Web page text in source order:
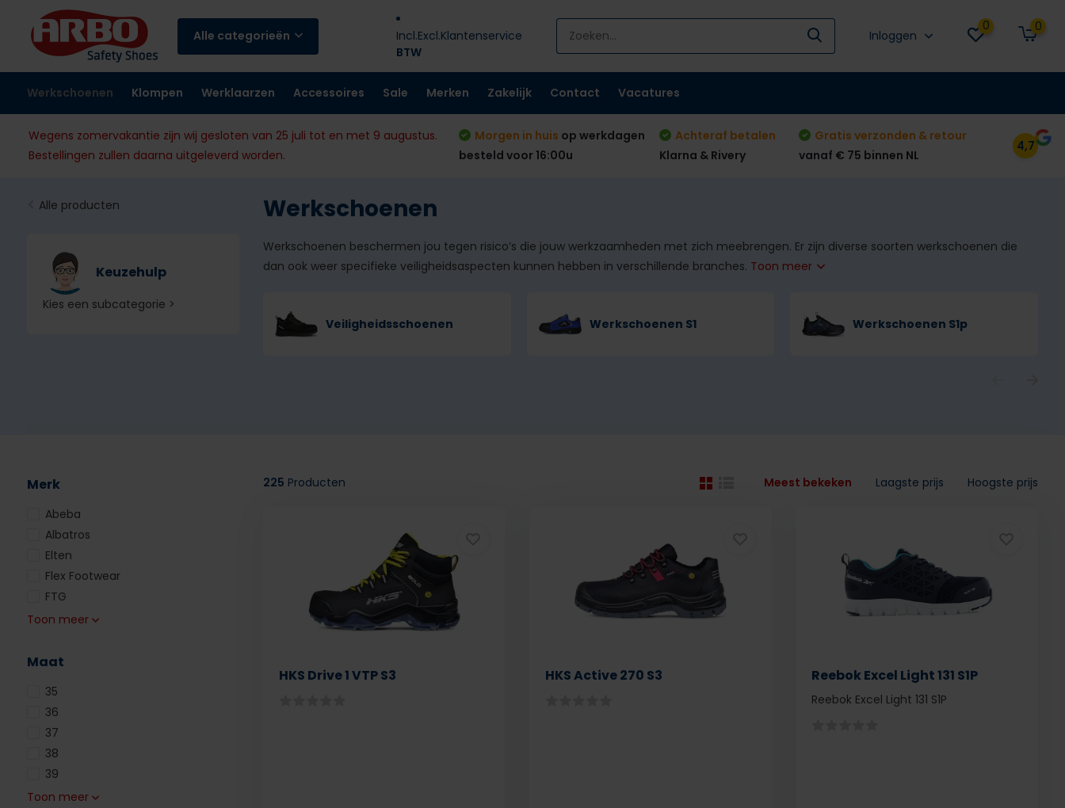
Alle categorieën Incl.Excl.
BTW
Klantenservice Inloggen
0 0
Werkschoenen Klompen Werklaarzen Accessoires Sale Merken Zakelijk Contact Vacatures
Wegens zomervakantie zijn wij gesloten van 25 juli tot en met 9 augustus.
Bestellingen zullen daarna uitgeleverd worden.
Morgen in huis op werkdagen
besteld voor 16:00u
Achteraf betalen
Klarna & Rivery
Gratis verzonden & retour
vanaf € 75 binnen NL
4,7
Alle producten
Keuzehulp
Kies een subcategorie >
Werkschoenen
Werkschoenen beschermen jou tegen risico’s die jouw werkzaamheden met zich meebrengen. Er zijn diverse soorten werkschoenen die
dan ook weer specifieke veiligheidsaspecten kunnen hebben in verschillende branches. Toon meer
Veiligheidsschoenen Werkschoenen S1 Werkschoenen S1p
Merk
Abeba
Albatros
Elten
Flex Footwear
FTG
Toon meer
Maat
35
36
37
38
39
Toon meer
225 Producten Meest bekeken Laagste prijs Hoogste prijs
HKS Drive 1 VTP S3 HKS Active 270 S3 Reebok Excel Light 131 S1P
Reebok Excel Light 131 S1P